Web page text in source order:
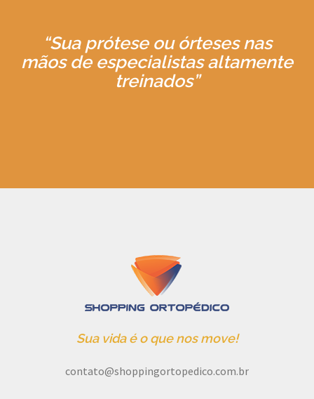
“Sua prótese ou órteses nas
mãos de especialistas altamente
treinados”
Sua vida é o que nos move!
contato@shoppingortopedico.com.br